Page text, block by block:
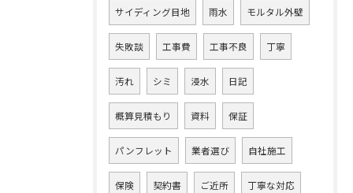
サイディング目地 雨水 モルタル外壁
失敗談 工事費 工事不良 丁寧
汚れ シミ 浸水 日記
概算見積もり 資料 保証
パンフレット 業者選び 自社施工
保険 契約書 ご近所 丁寧な対応